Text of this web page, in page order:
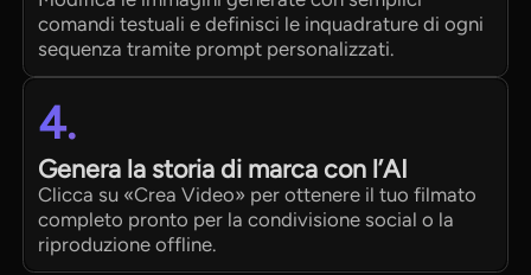
comandi testuali e definisci le inquadrature di ogni
sequenza tramite prompt personalizzati.
4.
Genera la storia di marca con l’AI
Clicca su «Crea Video» per ottenere il tuo filmato
completo pronto per la condivisione social o la
riproduzione offline.